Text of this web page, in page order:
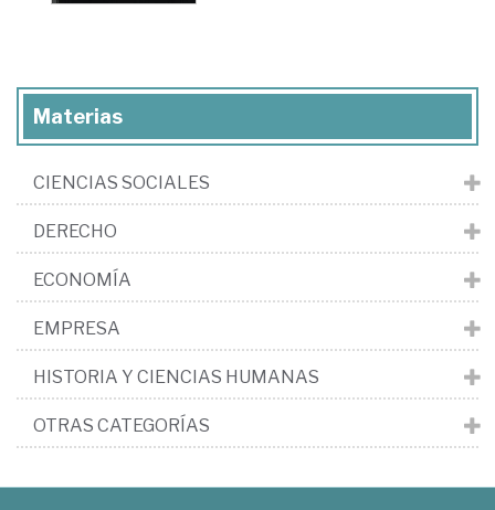
Materias
CIENCIAS SOCIALES
DERECHO
ECONOMÍA
EMPRESA
HISTORIA Y CIENCIAS HUMANAS
OTRAS CATEGORÍAS